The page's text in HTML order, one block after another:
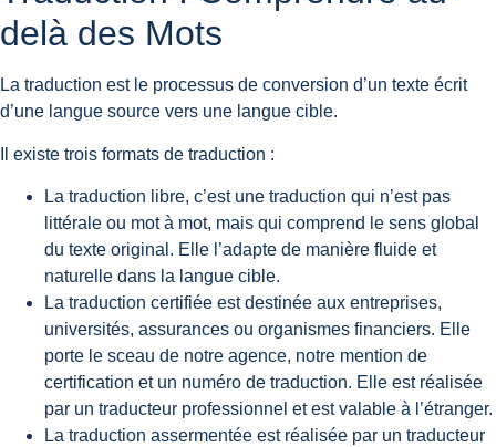
delà des Mots
La traduction est le processus de conversion d’un texte écrit
d’une langue source vers une langue cible.
Il existe trois formats de traduction :
La traduction libre, c’est une traduction qui n’est pas
littérale ou mot à mot, mais qui comprend le sens global
du texte original. Elle l’adapte de manière fluide et
naturelle dans la langue cible.
La traduction certifiée est destinée aux entreprises,
universités, assurances ou organismes financiers. Elle
porte le sceau de notre agence, notre mention de
certification et un numéro de traduction. Elle est réalisée
par un traducteur professionnel et est valable à l’étranger.
La traduction assermentée est réalisée par un traducteur